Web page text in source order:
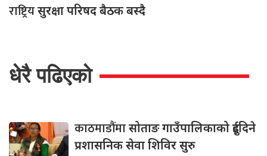
राष्ट्रियसुरक्षा परिषद बैठक बस्दै
धेरै पढिएको
काठमाडौंमासोताङ गाउँपालिकाको दुईदिने
प्रशासनिक सेवा शिविर सुरु